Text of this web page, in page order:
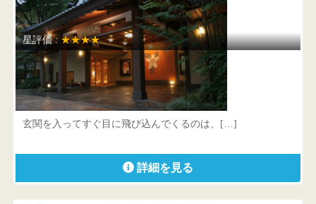
星評価 :★★★★
たちばなや
山形県 鶴岡市湯温海丁3
玄関を入ってすぐ目に飛び込んでくるのは、[…]
詳細を見る